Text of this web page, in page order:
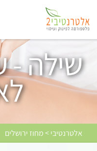
שילה -
אלטרנטיבי > מחוז ירושלים